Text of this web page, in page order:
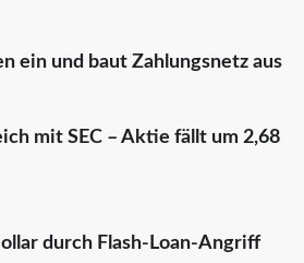
ein und baut Zahlungsnetz aus
mit SEC – Aktie fällt um 2,68
durch Flash-Loan-Angriff